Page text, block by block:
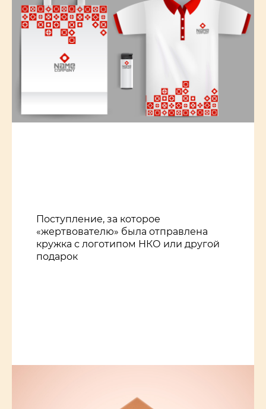
Поступление, за которое
«жертвователю» была отправлена
кружка с логотипом НКО или другой
подарок